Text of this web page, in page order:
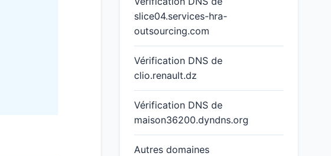
slice04.services-hra-
outsourcing.com
Vérification DNS de
clio.renault.dz
Vérification DNS de
maison36200.dyndns.org
Autres domaines